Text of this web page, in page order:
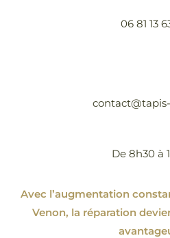
06 81 13
De 8h30 à
Avec l’augmentation
Venon, la réparation